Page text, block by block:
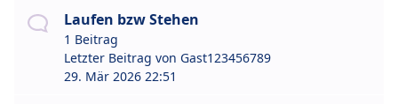
Laufen bzw Stehen
1 Beitrag
Letzter Beitrag von Gast123456789
29. Mär 2026 22:51